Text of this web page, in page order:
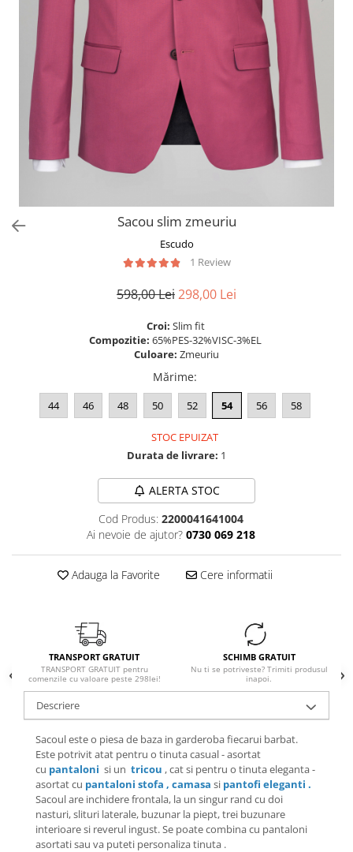
Sacou slim zmeuriu
Escudo
1 Review
598,00 Lei298,00 Lei
Croi: Slim fit
Compozitie: 65%PES-32%VISC-3%EL
Culoare: Zmeuriu
Mărime:
44 46 48 50 52 54 56 58
STOC EPUIZAT
Durata de livrare: 1
ALERTA STOC
Cod Produs: 2200041641004
Ai nevoie de ajutor? 0730 069 218
Adauga la Favorite Cere informatii
TRANSPORT GRATUIT
TRANSPORT GRATUIT pentru
comenzile cu valoare peste 298lei!
SCHIMB GRATUIT
Nu ti se potriveste? Trimiti produsul
inapoi.
Descriere
Sacoul este o piesa de baza in garderoba fiecarui barbat.
Este potrivit atat pentru o tinuta casual - asortat
cu pantaloni si un tricou , cat si pentru o tinuta eleganta -
asortat cu pantaloni stofa , camasa si pantofi eleganti .
Sacoul are inchidere frontala, la un singur rand cu doi
nasturi, slituri laterale, buzunar la piept, trei buzunare
interioare si reverul ingust. Se poate combina cu pantaloni
asortati sau va puteti personaliza tinuta .